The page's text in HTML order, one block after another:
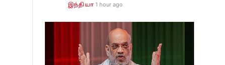
இந்தியா 1 hour ago